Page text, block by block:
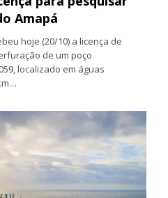
Amapá
hoje (20/10) a licença de
de um poço
localizado em águas